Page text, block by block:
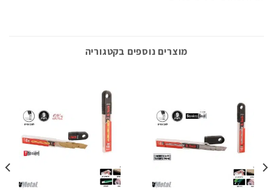
מוצרים נוספים בקטגוריה